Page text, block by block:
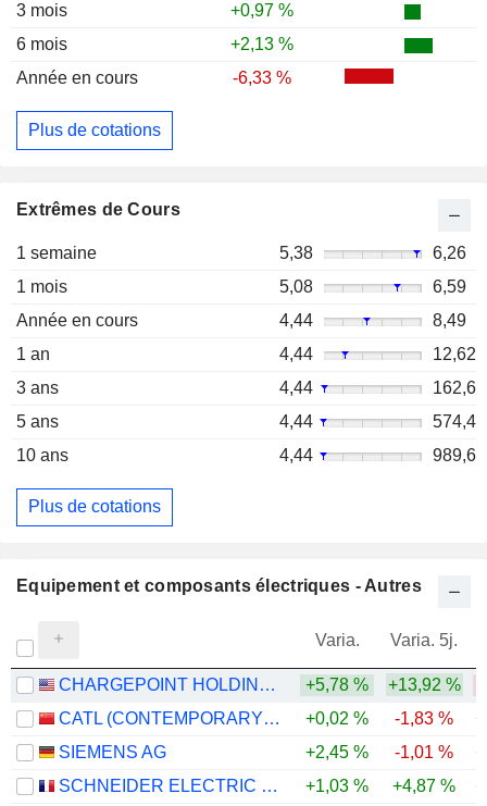
3 mois
+0,97 %
6 mois
+2,13 %
Année en cours
-6,33 %
Plus de cotations
Extrêmes de Cours
1 semaine 5,38
6,26
1 mois
5,08
6,59
Année en cours
4,44
8,49
1 an
4,44
12,62
3 ans
4,44
162,6
5 ans
4,44
574,4
10 ans
4,44 989,6
Plus de cotations
Equipement et composants électriques - Autres
Varia. Varia. 5j.
CHARGEPOINT HOLDINGS, INC. +5,78 % +13,92 %
CATL (CONTEMPORARY AMPEREX TECHNOLOGY)
+0,02 % -1,83 %
SIEMENS AG
+2,45 % -1,01 %
SCHNEIDER ELECTRIC SE
+1,03 % +4,87 %